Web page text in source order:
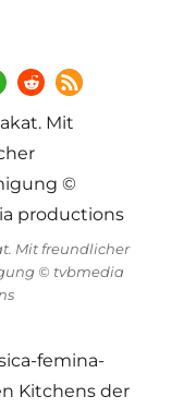
Mit freundlicher
© tvbmedia
femina-
Kitchens der